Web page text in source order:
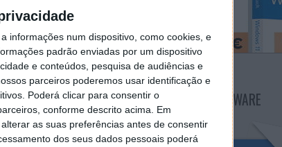
informações num dispositivo, como cookies, e
padrão enviadas por um dispositivo
e conteúdos, pesquisa de audiências e
parceiros poderemos usar identificação e
Poderá clicar para consentir o
conforme descrito acima. Em
as suas preferências antes de consentir
dos seus dados pessoais poderá
NEWSLETTER PPLWARE